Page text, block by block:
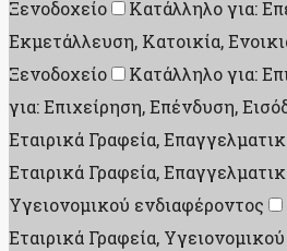
Ξενοδοχείο
Κατάλληλο για:
Εκμετάλλευση, Κατοικία,
Ξενοδοχείο
Κατάλληλο για:
για: Επιχείρηση, Επένδυση,
Εταιρικά Γραφεία,
Εταιρικά Γραφεία,
Υγειονομικού ενδιαφέροντος
Εταιρικά Γραφεία,